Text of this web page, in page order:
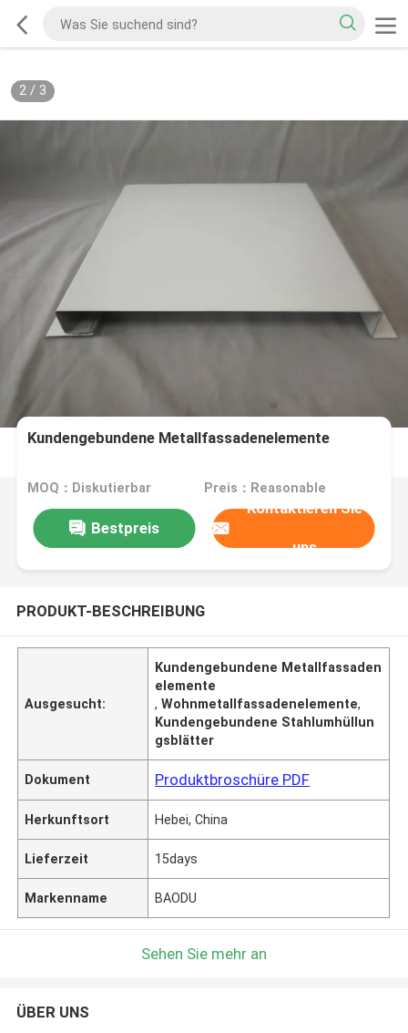
2/ 3
Kundengebundene Metallfassadenelemente
MOQ：Diskutierbar Preis：Reasonable
Bestpreis
Kontaktieren Sie
uns
PRODUKT-BESCHREIBUNG
Ausgesucht:
Kundengebundene Metallfassaden
elemente
,Wohnmetallfassadenelemente,
Kundengebundene Stahlumhüllun
gsblätter
Dokument Produktbroschüre PDF
Herkunftsort Hebei, China
Lieferzeit 15days
Markenname BAODU
Sehen Sie mehr an
ÜBER UNS